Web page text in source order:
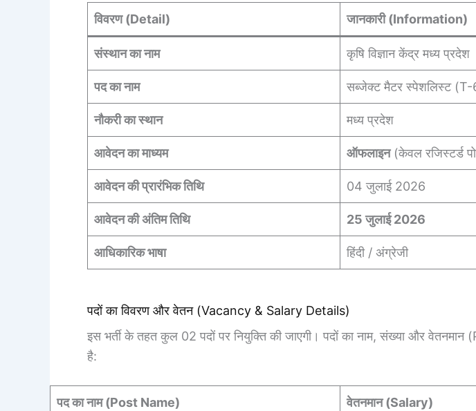
विवरण (Detail)
जानकारी (Information)
संस्थान का नाम कृषि विज्ञान केंद्र मध्य प्रदेश
पद का नाम सब्जेक्ट मैटर स्पेशलिस्ट (T-
नौकरी का स्थान मध्य प्रदेश
आवेदन का माध्यम ऑफलाइन(केवल रजिस्टर्ड
आवेदन की प्रारंभिक तिथि 04 जुलाई 2026
आवेदन की अंतिम तिथि 25 जुलाई 2026
आधिकारिक भाषा हिंदी / अंग्रेजी
पदों का विवरण और वेतन (Vacancy & Salary Details)
इस भर्ती के तहत कुल 02 पदों पर नियुक्ति की जाएगी। पदों का नाम, संख्या और
है:
पद का नाम (Post Name) वेतनमान (Salary)